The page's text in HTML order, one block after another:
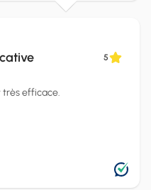
5
très efficace.